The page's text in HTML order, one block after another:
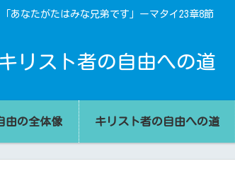
「あなたがたはみな兄弟です」ーマタイ23章8節
リスト者の自由への道
由の全体像 キリスト者の自由への道